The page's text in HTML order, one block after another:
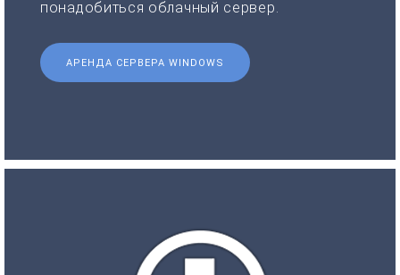
понадобиться облачный сервер.
АРЕНДА СЕРВЕРА WINDOWS